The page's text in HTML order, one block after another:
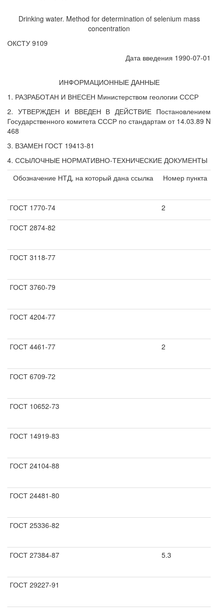
Drinking water. Method for determination of selenium mass
concentration
ОКСТУ 9109
Дата введения 1990-07-01
ИНФОРМАЦИОННЫЕ ДАННЫЕ
1. РАЗРАБОТАН И ВНЕСЕН Министерством геологии СССР
2. УТВЕРЖДЕН И ВВЕДЕН В ДЕЙСТВИЕ Постановлением
Государственного комитета СССР по стандартам от 14.03.89 N
468
3. ВЗАМЕН ГОСТ 19413-81
4. ССЫЛОЧНЫЕ НОРМАТИВНО-ТЕХНИЧЕСКИЕ ДОКУМЕНТЫ
Обозначение НТД, на который дана ссылка
Номер пункта
ГОСТ 1770-74 2
ГОСТ 2874-82
ГОСТ 3118-77
ГОСТ 3760-79
ГОСТ 4204-77
ГОСТ 4461-77 2
ГОСТ 6709-72
ГОСТ 10652-73
ГОСТ 14919-83
ГОСТ 24104-88
ГОСТ 24481-80
ГОСТ 25336-82
ГОСТ 27384-87 5.3
ГОСТ 29227-91